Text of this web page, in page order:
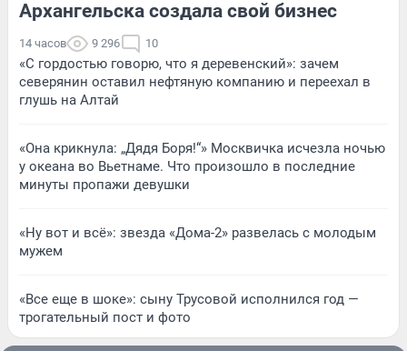
Архангельска создала свой бизнес
14 часов 9 296 10
«С гордостью говорю, что я деревенский»: зачем
северянин оставил нефтяную компанию и переехал в
глушь на Алтай
«Она крикнула: „Дядя Боря!“» Москвичка исчезла ночью
у океана во Вьетнаме. Что произошло в последние
минуты пропажи девушки
«Ну вот и всё»: звезда «Дома-2» развелась с молодым
мужем
«Все еще в шоке»: сыну Трусовой исполнился год —
трогательный пост и фото